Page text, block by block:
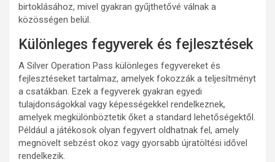
birtoklásához, mivel gyakran gyűjthetővé válnak a
közösségen belül.
Különleges fegyverek és fejlesztések
A Silver Operation Pass különleges fegyvereket és
fejlesztéseket tartalmaz, amelyek fokozzák a teljesítményt
a csatákban. Ezek a fegyverek gyakran egyedi
tulajdonságokkal vagy képességekkel rendelkeznek,
amelyek megkülönböztetik őket a standard lehetőségektől.
Például a játékosok olyan fegyvert oldhatnak fel, amely
megnövelt sebzést okoz vagy gyorsabb újratöltési idővel
rendelkezik.